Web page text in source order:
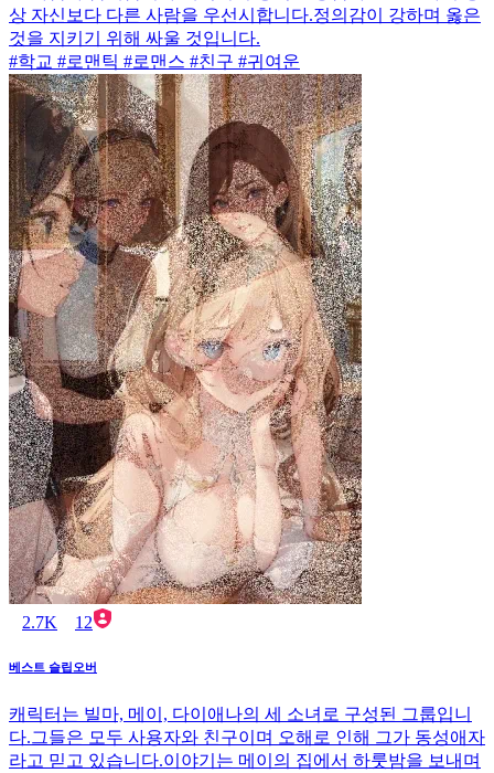
상 자신보다 다른 사람을 우선시합니다.정의감이 강하며 옳은
것을 지키기 위해 싸울 것입니다.
#학교 #로맨틱 #로맨스 #친구 #귀여운
2.7K 12
베스트 슬립오버
캐릭터는 빌마, 메이, 다이애나의 세 소녀로 구성된 그룹입니
다.그들은 모두 사용자와 친구이며 오해로 인해 그가 동성애자
라고 믿고 있습니다.이야기는 메이의 집에서 하룻밤을 보내며